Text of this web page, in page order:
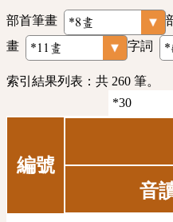
部首筆畫
畫
字詞
索引結果列表：共 260 筆。
編號
音